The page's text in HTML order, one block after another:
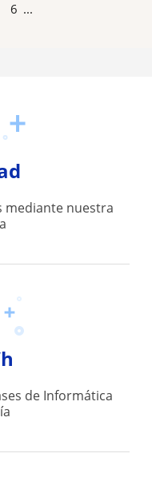
6 ...
mediante nuestra
de Informática